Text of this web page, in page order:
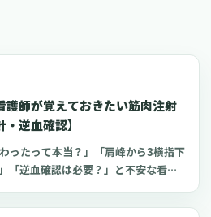
護師が覚えておきたい筋肉注射
逆血確認】
ったって本当？」「肩峰から3横指下
「逆血確認は必要？」と不安な看護
下注射との違い、神経損傷やSIRVA